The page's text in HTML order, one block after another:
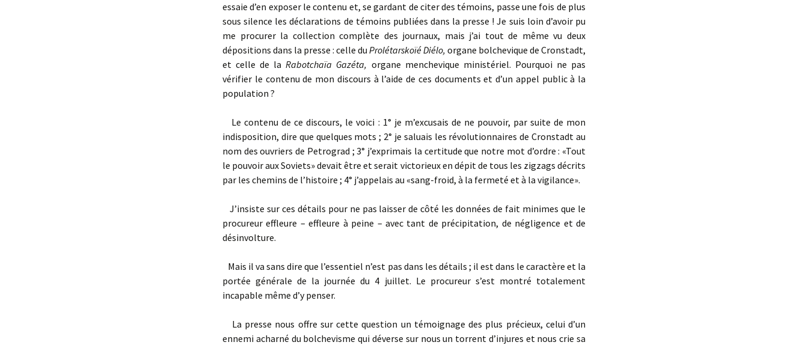
essaie d’en exposer le contenu et, se gardant de citer des témoins, passe une fois de plus
sous silence les déclarations de témoins publiées dans la presse ! Je suis loin d’avoir pu
me procurer la collection complète des journaux, mais j’ai tout de même vu deux
dépositions dans la presse : celle du Prolétarskoïé Diélo, organe bolchevique de Cronstadt,
et celle de laRabotchaïa Gazéta, organe menchevique ministériel. Pourquoi ne pas
vérifier le contenu de mon discours à l’aide de ces documents et d’un appel public à la
population ?
Le contenu de ce discours, le voici : 1° je m’excusais de ne pouvoir, par suite de mon
indisposition, dire que quelques mots ; 2° je saluais les révolutionnaires de Cronstadt au
nom des ouvriers de Petrograd ; 3° j’exprimais la certitude que notre mot d’ordre : «Tout
le pouvoir aux Soviets» devait être et serait victorieux en dépit de tous les zigzags décrits
par les chemins de l’histoire ; 4° j’appelais au «sang-froid, à la fermeté et à la vigilance».
J’insiste sur ces détails pour ne pas laisser de côté les données de fait minimes que le
procureur effleure – effleure à peine – avec tant de précipitation, de négligence et de
désinvolture.
Mais il va sans dire que l’essentiel n’est pas dans les détails ; il est dans le caractère et la
portée générale de la journée du 4 juillet. Le procureur s’est montré totalement
incapable même d’y penser.
La presse nous offre sur cette question un témoignage des plus précieux, celui d’un
ennemi acharné du bolchevisme qui déverse sur nous un torrent d’injures et nous crie sa